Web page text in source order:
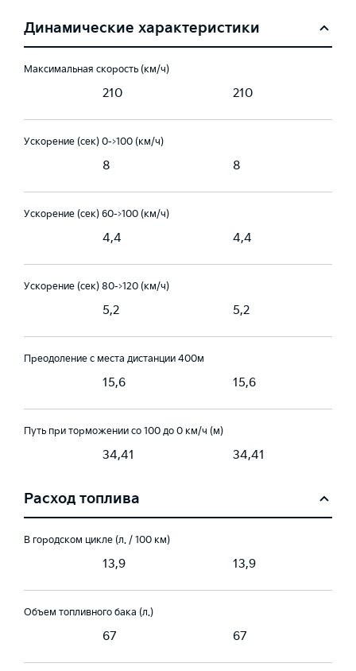
Динамические характеристики
Максимальная скорость (км/ч)
210 210
Ускорение (сек) 0->100 (км/ч)
8 8
Ускорение (сек) 60->100 (км/ч)
4,4 4,4
Ускорение (сек) 80->120 (км/ч)
5,2 5,2
Преодоление с места дистанции 400м
15,6 15,6
Путь при торможении со 100 до 0 км/ч (м)
34,41 34,41
Расход топлива
В городском цикле (л. / 100 км)
13,9 13,9
Объем топливного бака (л.)
67 67